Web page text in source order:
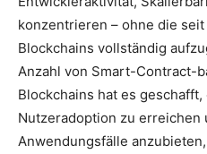
konzentrieren – ohne die
Blockchains vollständig
Anzahl von Smart-Contract-
Blockchains hat es
Nutzeradoption zu erreichen
Anwendungsfälle